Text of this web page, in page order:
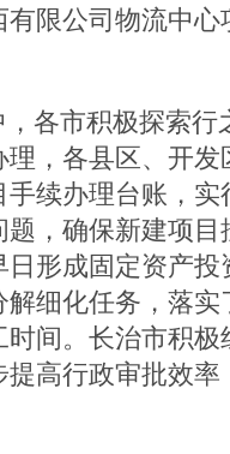
限公司物流中
，各市积极探索
，各县区、开
续办理台账，实
，确保新建项
形成固定资产
细化任务，落
间。长治市积
高行政审批效